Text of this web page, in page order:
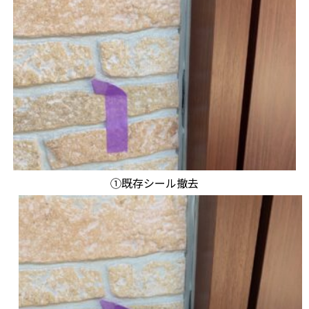
①既存シール撤去